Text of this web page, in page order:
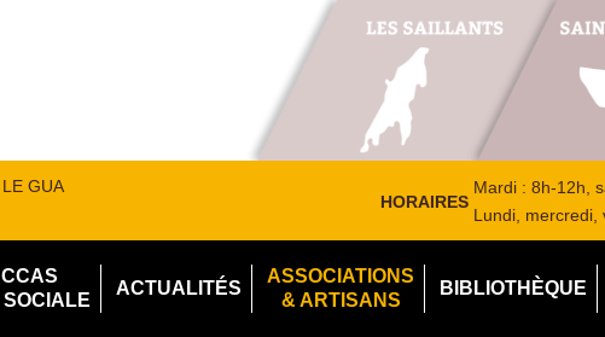
GUA
HORAIRES
Mardi : 8h-12h,
Lundi, mercredi,
CCAS
SOCIALE
ACTUALITÉS
ASSOCIATIONS
& ARTISANS
BIBLIOTHÈQUE